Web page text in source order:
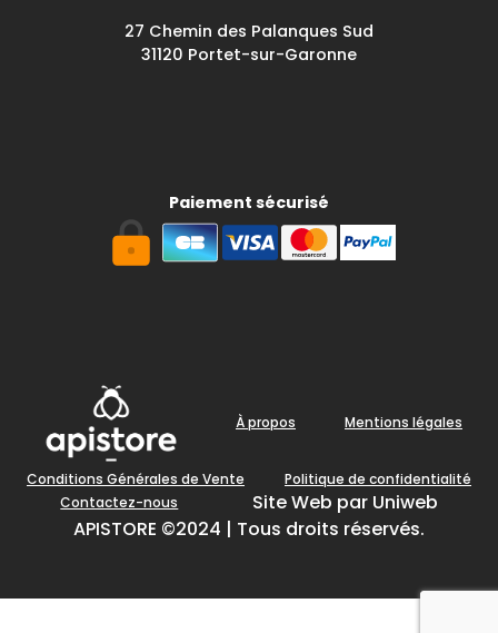
27 Chemin des Palanques Sud
31120 Portet-sur-Garonne
Paiement sécurisé
À propos Mentions légales
Conditions Générales de Vente
Politique de confidentialité
Contactez-nous
Site Web par Uniweb
APISTORE ©2024 | Tous droits réservés.